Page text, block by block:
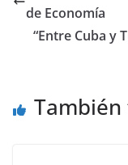
de Economía
“Entre Cuba y